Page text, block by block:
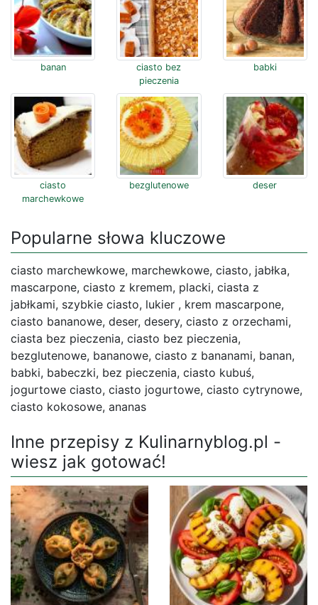
banan
ciasto bez
pieczenia
babki
ciasto
marchewkowe
bezglutenowe deser
Popularne słowa kluczowe
ciasto marchewkowe, marchewkowe, ciasto, jabłka,
mascarpone, ciasto z kremem, placki, ciasta z
jabłkami, szybkie ciasto, lukier , krem mascarpone,
ciasto bananowe, deser, desery, ciasto z orzechami,
ciasta bez pieczenia, ciasto bez pieczenia,
bezglutenowe, bananowe, ciasto z bananami, banan,
babki, babeczki, bez pieczenia, ciasto kubuś,
jogurtowe ciasto, ciasto jogurtowe, ciasto cytrynowe,
ciasto kokosowe, ananas
Inne przepisy z Kulinarnyblog.pl -
wiesz jak gotować!